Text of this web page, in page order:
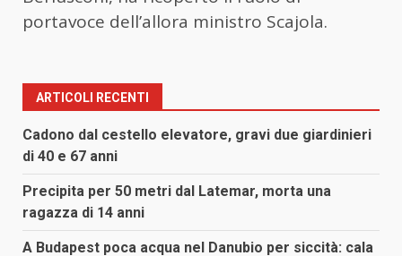
portavoce dell’allora ministro Scajola.
ARTICOLI RECENTI
Cadono dal cestello elevatore, gravi due giardinieri
di 40 e 67 anni
Precipita per 50 metri dal Latemar, morta una
ragazza di 14 anni
A Budapest poca acqua nel Danubio per siccità: cala